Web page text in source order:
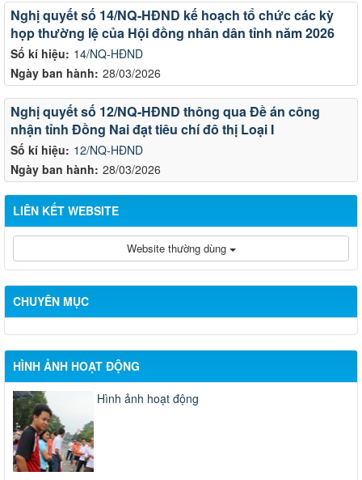
Số kí hiệu: 14/NQ-HĐND
Ngày ban hành: 28/03/2026
Nghị quyết số 14/NQ-HĐND kế hoạch tổ chức các kỳ
họp thường lệ của Hội đồng nhân dân tỉnh năm 2026
Số kí hiệu: 12/NQ-HĐND
Ngày ban hành: 28/03/2026
Nghị quyết số 12/NQ-HĐND thông qua Đề án công
nhận tỉnh Đồng Nai đạt tiêu chí đô thị Loại I
LIÊN KẾT WEBSITE
Website thường dùng
CHUYÊN MỤC
HÌNH ẢNH HOẠT ĐỘNG
Hình ảnh hoạt động